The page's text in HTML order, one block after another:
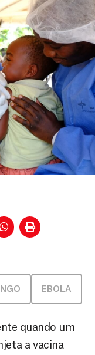
EBOLA
quando um
a vacina